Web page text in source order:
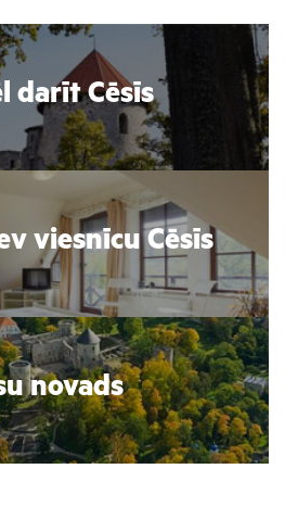
darīt Cēsīs
viesnīcu Cēsīs
novads